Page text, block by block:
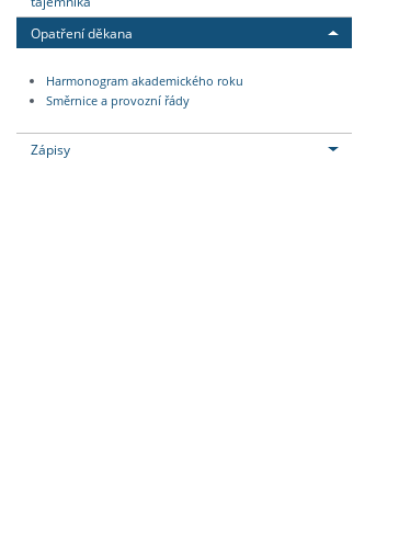
Opatření děkana
Harmonogram akademického roku
Směrnice a provozní řády
Zápisy